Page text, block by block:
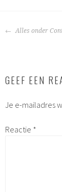
Alles onder
GEEF EEN
Je e-mailadres
Reactie *